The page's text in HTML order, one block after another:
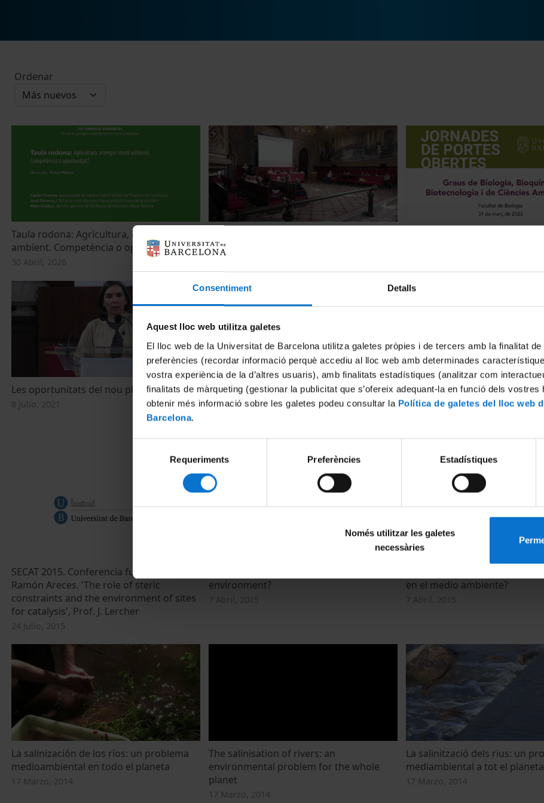
Consentiment Detalls
Aquest lloc web utilitza galetes
El lloc web de la Universitat de Barcelona utilitza galetes pròpies i de tercers amb la finalitat
preferències (recordar informació perquè accediu al lloc web amb determinades
vostra experiència de la d’altres usuaris), amb finalitats estadístiques (analitzar com
finalitats de màrqueting (gestionar la publicitat que s’ofereix adequant-la en funció dels
obtenir més informació sobre les galetes podeu consultar la Política de galetes del lloc web
Barcelona.
consentiment
Requeriments Preferències Estadístiques
Només utilitzar les galetes
necessàries
Ordenar
Taula rodona: Agricultura, energia i medi
ambient. Competència o oportunitat?
30 Abril, 2026
2 Julio, 2024
Les oportunitats del nou pla a Catalunya
8 Julio, 2021
IX Jornada Ambiental: Arriben diners d
´Europa, ajudaran a trencar amb la
Reportatge de la VI Jornada
28 Septiembre, 2017
SECAT 2015. Conferencia fundación
Ramón Areces. 'The role of steric
constraints and the environment of sites
for catalysis', Prof. J. Lercher
24 Julio, 2015
environment?
en el medio ambiente?
La salinización de los ríos: un problema
medioambiental en todo el planeta
17 Marzo, 2014
The salinisation of rivers: an
environmental problem for the whole
planet
17 Marzo, 2014
La salinització dels rius: un
mediambiental a tot el planeta
17 Marzo, 2014